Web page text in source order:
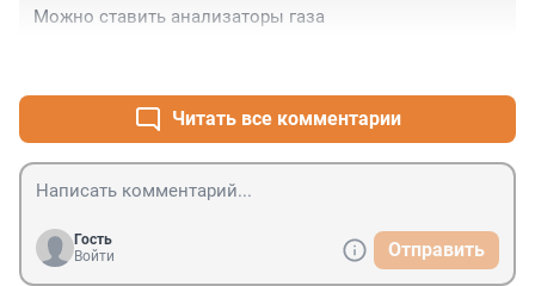
Можно ставить анализаторы газа
Читать все комментарии
Гость
Войти
Отправить